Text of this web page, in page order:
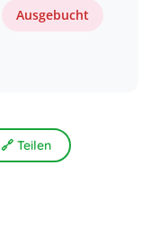
Ausgebucht
🔗 Teilen